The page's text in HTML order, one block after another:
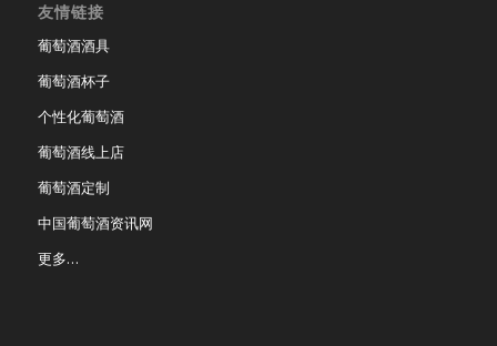
友情链接
葡萄酒酒具
葡萄酒杯子
个性化葡萄酒
葡萄酒线上店
葡萄酒定制
中国葡萄酒资讯网
更多…